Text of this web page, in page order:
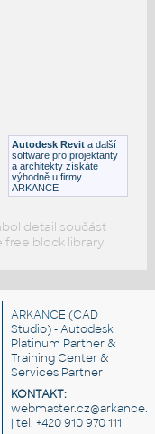
Autodesk Revit a další
software pro projektanty
a architekty získáte
výhodně u firmy
ARKANCE
detail součást
free block library
ARKANCE (CAD
Studio) - Autodesk
Platinum Partner &
Training Center &
Services Partner
KONTAKT:
| tel. +420 910 970 111